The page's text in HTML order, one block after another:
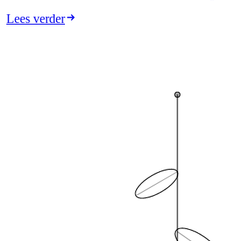
Lees verder